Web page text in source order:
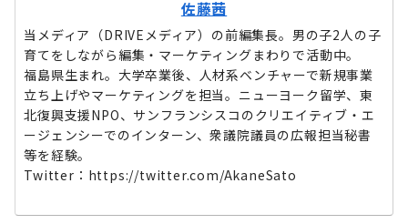
佐藤茜
当メディア（DRIVEメディア）の前編集長。男の子2人の子
育てをしながら編集・マーケティングまわりで活動中。
福島県生まれ。大学卒業後、人材系ベンチャーで新規事業
立ち上げやマーケティングを担当。ニューヨーク留学、東
北復興支援NPO、サンフランシスコのクリエイティブ・エ
ージェンシーでのインターン、衆議院議員の広報担当秘書
等を経験。
Twitter：https://twitter.com/AkaneSato